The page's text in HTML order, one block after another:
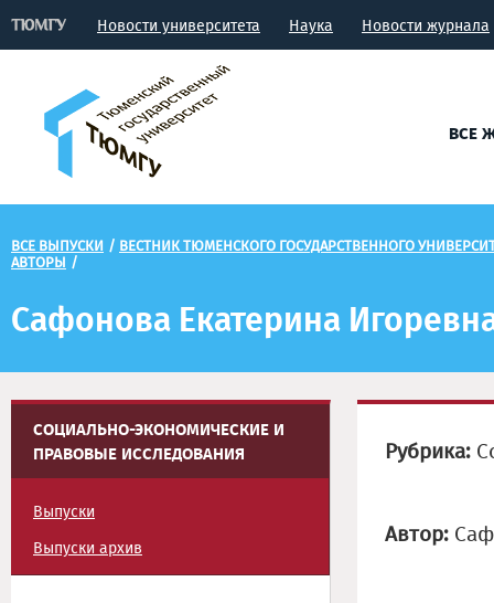
Новости университета Наука Новости журнала
ВСЕ
ВСЕ ВЫПУСКИ / ВЕСТНИК ТЮМЕНСКОГО ГОСУДАРСТВЕННОГО
АВТОРЫ /
Сафонова Екатерина
СОЦИАЛЬНО-ЭКОНОМИЧЕСКИЕ И
ПРАВОВЫЕ ИССЛЕДОВАНИЯ
Выпуски
Выпуски архив
Рубрика:
Автор: